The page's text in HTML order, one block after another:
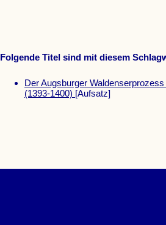
Folgende Titel sind mit diesem
Der Augsburger
(1393-1400) [Aufsatz]